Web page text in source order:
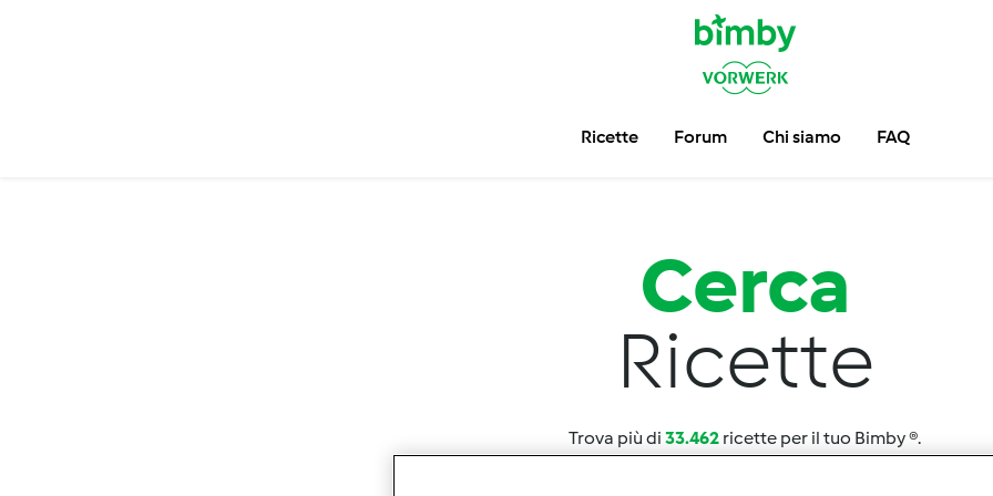
Ricette Forum Chi siamo FAQ
Cerca
Ricette
Trova più di 33.462 ricette per il tuo Bimby ®.